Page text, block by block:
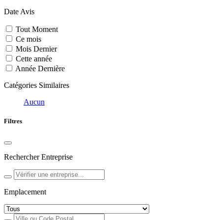
Date Avis
Tout Moment
Ce mois
Mois Dernier
Cette année
Année Dernière
Catégories Similaires
Aucun
Filtres
Rechercher Entreprise
Emplacement